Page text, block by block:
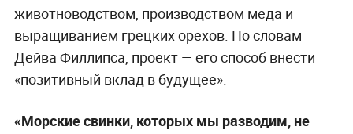
животноводством, производством мёда и
выращиванием грецких орехов. По словам
Дейва Филлипса, проект — его способ внести
«позитивный вклад в будущее».
«Морские свинки, которых мы разводим, не